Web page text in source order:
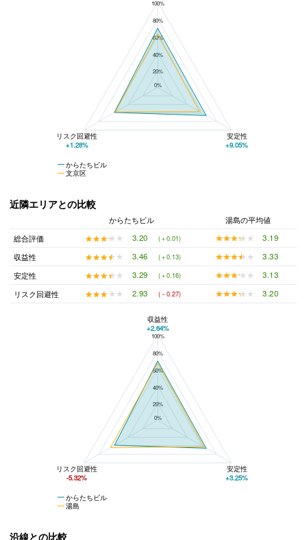
からたちビルと文京区の平均値の総合評価の比較
100%
80%
60%
40%
20%
0%
からたちビル
文京区
リスク回避性
+1.28%
安定性
+9.05%
近隣エリアとの比較
からたちビル
湯島の平均値
総合評価
★★★★★
★★★★★ 3.20 (＋0.01) ★★★★★
★★★★★
3.19
収益性
★★★★★
★★★★★ 3.46 (＋0.13) ★★★★★
★★★★★
3.33
安定性
★★★★★
★★★★★ 3.29 (＋0.16) ★★★★★
★★★★★
3.13
リスク回避性
★★★★★
★★★★★ 2.93 (－0.27) ★★★★★
★★★★★ 3.20
からたちビルと湯島の平均値の総合評価の比較
100%
80%
60%
40%
20%
0%
からたちビル
湯島
収益性
+2.64%
リスク回避性
-5.32%
安定性
+3.25%
沿線との比較